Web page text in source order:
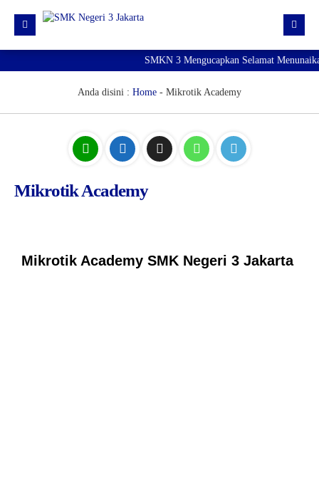
Konsentrasi Keahlian
Manajemen Sekolah
Mikrotik Academy
PPDB
SMKN 3 Mengucapkan Selamat
Anda disini : Home - Mikrotik Academy
Mikrotik Academy
Mikrotik Academy SMK Negeri 3 Jakarta